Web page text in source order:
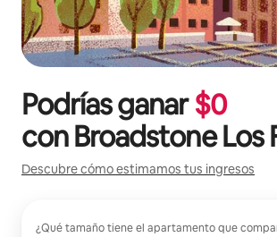
Podrías ganar$0
conBroadstone Los
Descubre cómo estimamos tus ingresos
¿Qué tamaño tiene el apartamento que